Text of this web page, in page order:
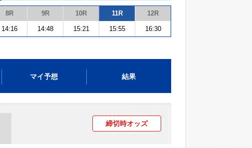
8R 9R 10R 11R 12R
14:16 14:48 15:21 15:55 16:30
マイ予想 結果
締切時オッズ